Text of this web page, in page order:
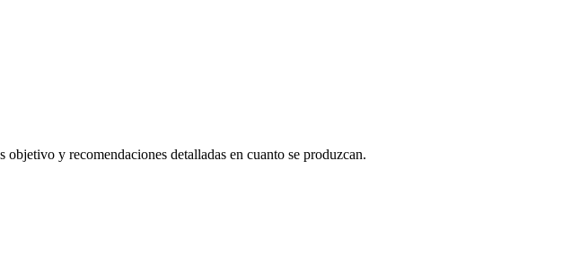
y recomendaciones detalladas en cuanto se produzcan.